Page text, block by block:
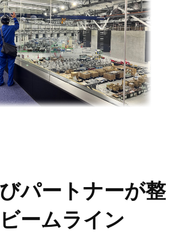
パートナーが整
ームライン